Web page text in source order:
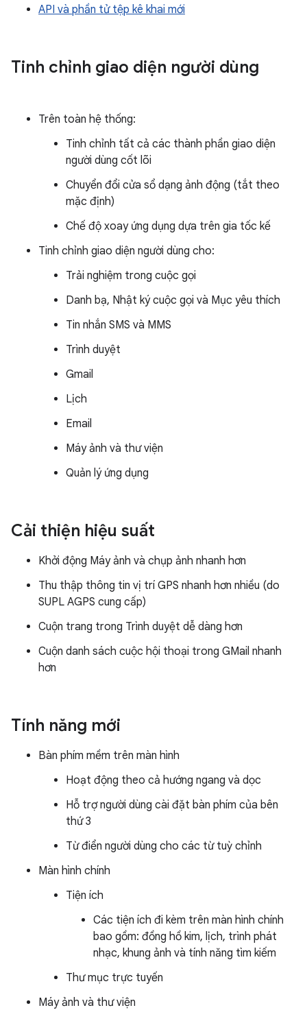
API và phần tử tệp kê khai mới
Tinh chỉnh giao diện người dùng
Trên toàn hệ thống:
Tinh chỉnh tất cả các thành phần giao diện
người dùng cốt lõi
Chuyển đổi cửa sổ dạng ảnh động (tắt theo
mặc định)
Chế độ xoay ứng dụng dựa trên gia tốc kế
Tinh chỉnh giao diện người dùng cho:
Trải nghiệm trong cuộc gọi
Danh bạ, Nhật ký cuộc gọi và Mục yêu thích
Tin nhắn SMS và MMS
Trình duyệt
Gmail
Lịch
Email
Máy ảnh và thư viện
Quản lý ứng dụng
Cải thiện hiệu suất
Khởi động Máy ảnh và chụp ảnh nhanh hơn
Thu thập thông tin vị trí GPS nhanh hơn nhiều (do
SUPL AGPS cung cấp)
Cuộn trang trong Trình duyệt dễ dàng hơn
Cuộn danh sách cuộc hội thoại trong GMail nhanh
hơn
Tính năng mới
Bàn phím mềm trên màn hình
Hoạt động theo cả hướng ngang và dọc
Hỗ trợ người dùng cài đặt bàn phím của bên
thứ 3
Từ điển người dùng cho các từ tuỳ chỉnh
Màn hình chính
Tiện ích
Các tiện ích đi kèm trên màn hình chính
bao gồm: đồng hồ kim, lịch, trình phát
nhạc, khung ảnh và tính năng tìm kiếm
Thư mục trực tuyến
Máy ảnh và thư viện